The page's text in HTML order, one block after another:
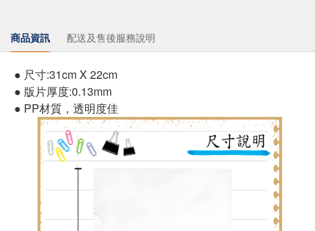
商品資訊 配送及售後服務說明
● 尺寸:31cm X 22cm
● 版片厚度:0.13mm
● PP材質，透明度佳